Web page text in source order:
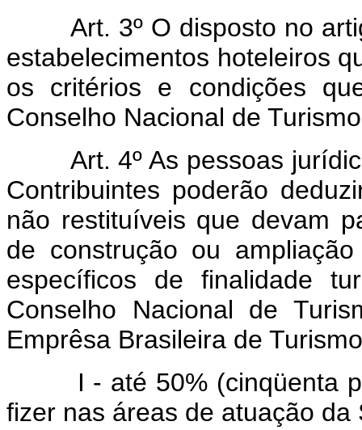
Art. 3º O disposto no
estabelecimentos hoteleiros
os critérios e condições
Conselho Nacional de
Art. 4º As pessoas
Contribuintes poderão
não restituíveis que devam
de construção ou
específicos de finalidade
Conselho Nacional de
Emprêsa Brasileira de
I - até 50% (cinqüenta
fizer nas áreas de atuação da